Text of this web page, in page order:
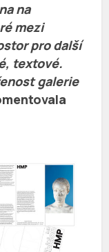
na
mezi
pro další
textové.
galerie